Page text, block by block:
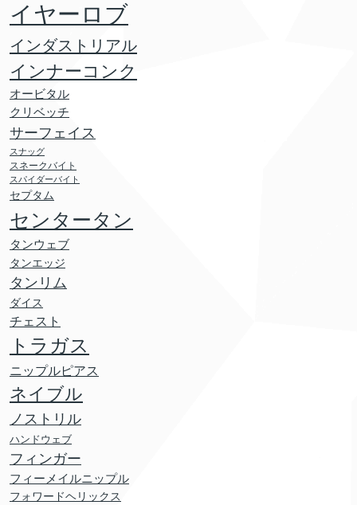
イヤーロブ
インダストリアル
インナーコンク
オービタル
クリベッチ
サーフェイス
スナッグ
スネークバイト
スパイダーバイト
セプタム
センタータン
タンウェブ
タンエッジ
タンリム
ダイス
チェスト
トラガス
ニップルピアス
ネイブル
ノストリル
ハンドウェブ
フィンガー
フィーメイルニップル
フォワードヘリックス